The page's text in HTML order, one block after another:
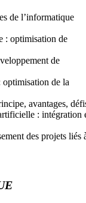
de l’informatique
: optimisation de
de
optimisation de la
avantages,
: intégration
des projets liés